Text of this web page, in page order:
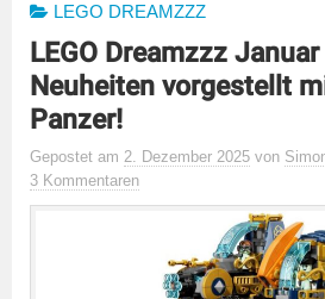
LEGO DREAMZZZ
LEGO Dreamzzz
Neuheiten vorgestellt
Panzer!
Gepostet am 2. Dezember 2025 von
3 Kommentaren